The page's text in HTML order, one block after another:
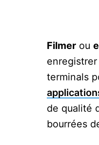
Filmer ou
terminals
de qualité
bourrées